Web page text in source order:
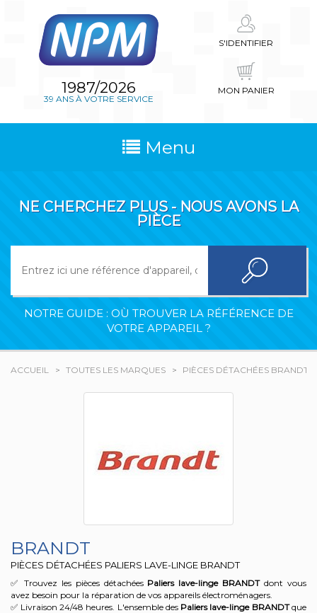
1987/2026
39 ANS À VOTRE SERVICE
S'IDENTIFIER
MON PANIER
Menu
NE CHERCHEZ PLUS - NOUS AVONS LA
PIÈCE
NOTRE GUIDE : OÙ TROUVER LA RÉFÉRENCE DE
VOTRE APPAREIL ?
ACCUEIL TOUTES LES MARQUES PIÈCES DÉTACHÉES BRANDT
BRANDT
PIÈCES DÉTACHÉES PALIERS LAVE-LINGE BRANDT
✅ Trouvez les pièces détachées Paliers lave-linge BRANDTdont vous
avez besoin pour la réparation de vos appareils électroménagers.
✅ Livraison 24/48 heures. L'ensemble des Paliers lave-linge BRANDTque